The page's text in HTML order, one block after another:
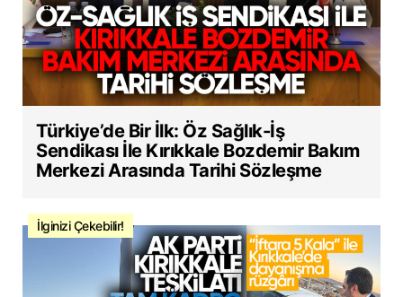
Türkiye’de Bir İlk: Öz Sağlık-İş
Sendikası İle Kırıkkale Bozdemir Bakım
Merkezi Arasında Tarihi Sözleşme
İlginizi Çekebilir!